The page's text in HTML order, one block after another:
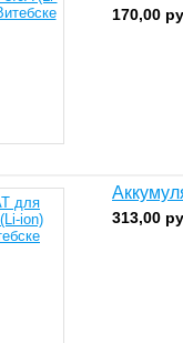
170,00
313,00